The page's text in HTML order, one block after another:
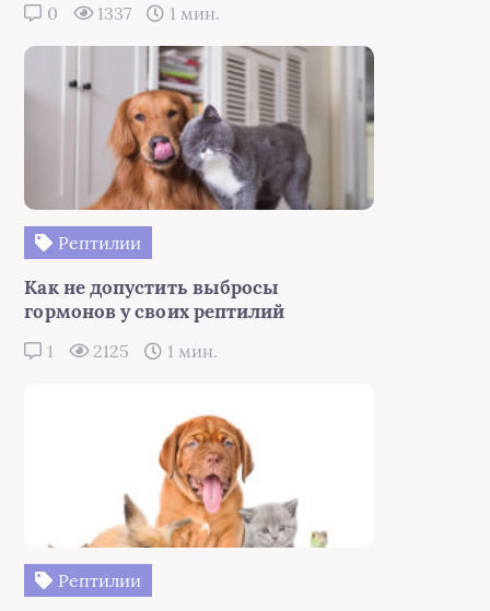
0 1337 1 мин.
Рептилии
Как не допустить выбросы
гормонов у своих рептилий
1 2125 1 мин.
Рептилии